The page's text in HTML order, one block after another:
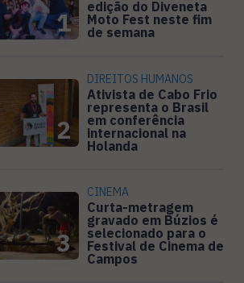
1
edição do Diveneta
Moto Fest neste fim
de semana
2
DIREITOS HUMANOS
Ativista de Cabo Frio
representa o Brasil
em conferência
internacional na
Holanda
3
CINEMA
Curta-metragem
gravado em Búzios é
selecionado para o
Festival de Cinema de
Campos